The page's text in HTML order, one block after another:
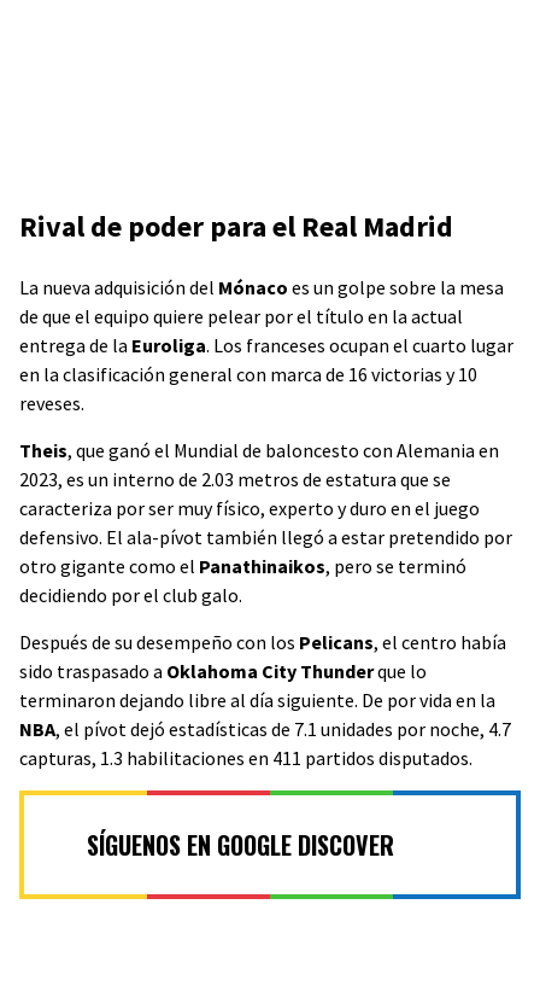
Rival de poder para el Real Madrid
La nueva adquisición del Mónaco es un golpe sobre la mesa
de que el equipo quiere pelear por el título en la actual
entrega de la Euroliga. Los franceses ocupan el cuarto lugar
en la clasificación general con marca de 16 victorias y 10
reveses.
Theis, que ganó el Mundial de baloncesto con Alemania en
2023, es un interno de 2.03 metros de estatura que se
caracteriza por ser muy físico, experto y duro en el juego
defensivo. El ala-pívot también llegó a estar pretendido por
otro gigante como el Panathinaikos, pero se terminó
decidiendo por el club galo.
Después de su desempeño con los Pelicans, el centro había
sido traspasado a Oklahoma City Thunderque lo
terminaron dejando libre al día siguiente. De por vida en la
NBA, el pívot dejó estadísticas de 7.1 unidades por noche, 4.7
capturas, 1.3 habilitaciones en 411 partidos disputados.
SÍGUENOS EN GOOGLE DISCOVER